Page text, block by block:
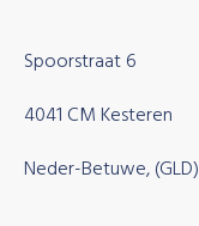
Spoorstraat 6
4041 CM Kesteren
Neder-Betuwe, (GLD)